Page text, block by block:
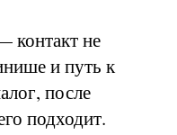
контакт не
и путь к
после
подходит.